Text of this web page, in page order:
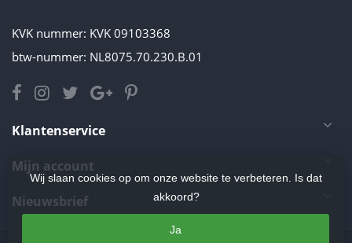
KVK nummer: KVK 09103368
btw-nummer: NL8075.70.230.B.01
Klantenservice
Mijn account
Nieuwsbrief
Wij slaan cookies op om onze website te verbeteren. Is dat
akkoord?
Ja